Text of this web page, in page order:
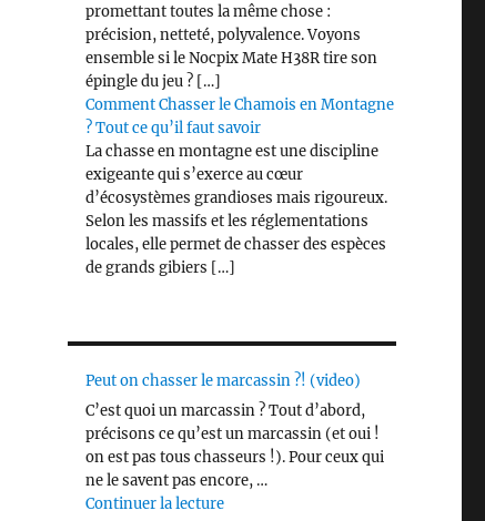
promettant toutes la même chose :
précision, netteté, polyvalence. Voyons
ensemble si le Nocpix Mate H38R tire son
épingle du jeu ? […]
Comment Chasser le Chamois en Montagne
? Tout ce qu’il faut savoir
La chasse en montagne est une discipline
exigeante qui s’exerce au cœur
d’écosystèmes grandioses mais rigoureux.
Selon les massifs et les réglementations
locales, elle permet de chasser des espèces
de grands gibiers […]
Peut on chasser le marcassin ?! (video)
C’est quoi un marcassin ? Tout d’abord,
précisons ce qu’est un marcassin (et oui !
on est pas tous chasseurs !). Pour ceux qui
ne le savent pas encore, …
Continuer la lecturede « Peut on chasser le marcassin ?!